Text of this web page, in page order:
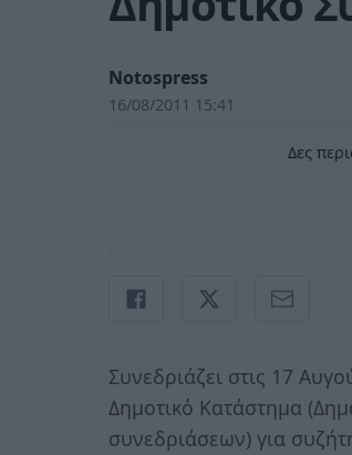
Notospress
16/08/2011 15:41
Δες
Συνεδριάζει στις 17
Δημοτικό Κατάστημα
συνεδριάσεων) για